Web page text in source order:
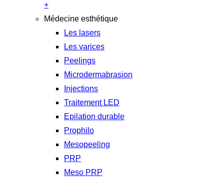
+
Médecine esthétique
Les lasers
Les varices
Peelings
Microdermabrasion
Injections
Traitement LED
Epilation durable
Prophilo
Mesopeeling
PRP
Meso PRP